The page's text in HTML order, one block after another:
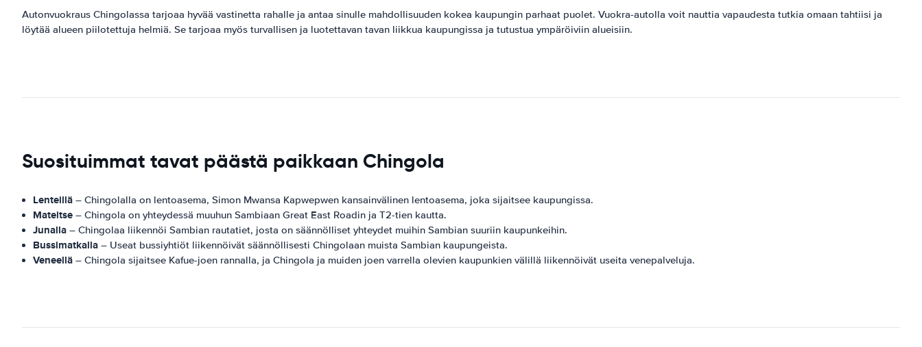
Autonvuokraus Chingolassa tarjoaa hyvää vastinetta rahalle ja antaa sinulle mahdollisuuden kokea kaupungin parhaat puolet. Vuokra-autolla voit nauttia vapaudesta tutkia omaan tahtiisi ja
löytää alueen piilotettuja helmiä. Se tarjoaa myös turvallisen ja luotettavan tavan liikkua kaupungissa ja tutustua ympäröiviin alueisiin.
Suosituimmat tavat päästä paikkaan Chingola
Lenteillä – Chingolalla on lentoasema, Simon Mwansa Kapwepwen kansainvälinen lentoasema, joka sijaitsee kaupungissa.
Mateitse – Chingola on yhteydessä muuhun Sambiaan Great East Roadin ja T2-tien kautta.
Junalla – Chingolaa liikennöi Sambian rautatiet, josta on säännölliset yhteydet muihin Sambian suuriin kaupunkeihin.
Bussimatkalla – Useat bussiyhtiöt liikennöivät säännöllisesti Chingolaan muista Sambian kaupungeista.
Veneellä – Chingola sijaitsee Kafue-joen rannalla, ja Chingola ja muiden joen varrella olevien kaupunkien välillä liikennöivät useita venepalveluja.